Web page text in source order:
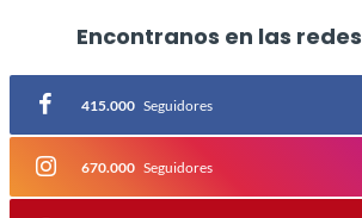
Encontranos en las redes
415.000 Seguidores
670.000 Seguidores